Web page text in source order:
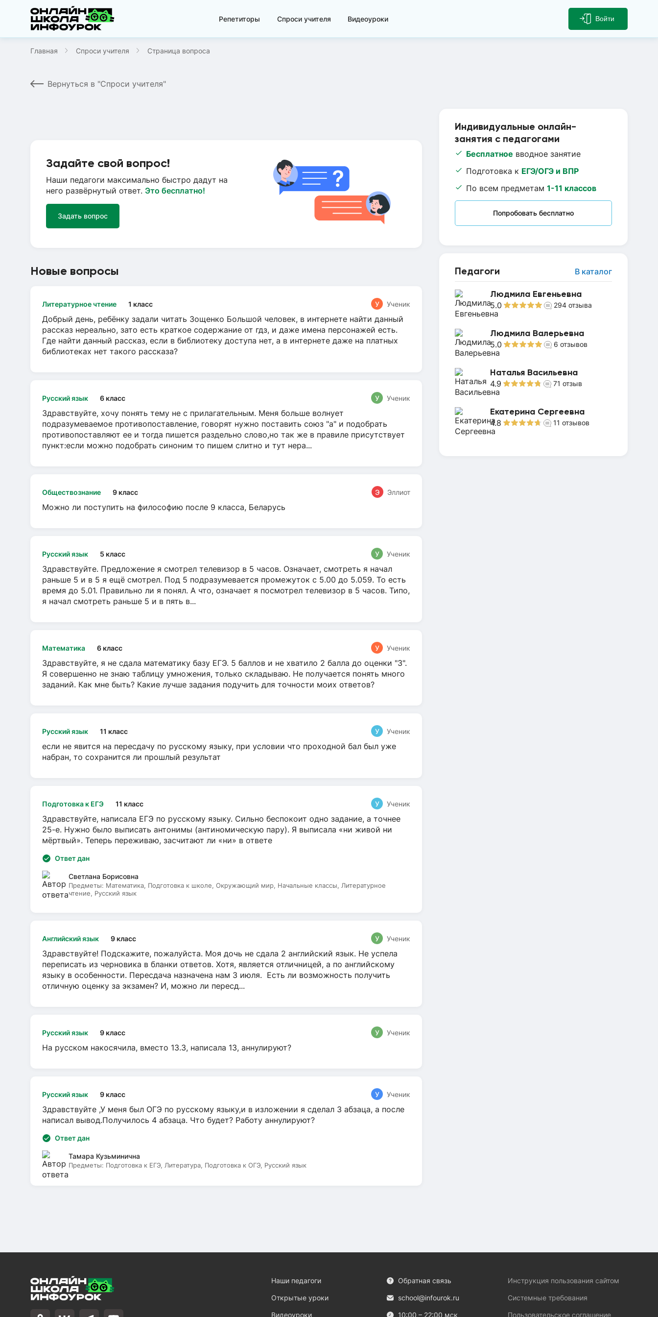
Репетиторы Спроси учителя Видеоуроки Войти
Главная Спроси учителя Страница вопроса
Вернуться в "Спроси учителя"
Индивидуальные онлайн-
занятия с педагогами
Бесплатное вводное занятие
Подготовка к ЕГЭ/ОГЭ и ВПР
По всем предметам 1-11 классов
Попробовать бесплатно
Педагоги В каталог
Людмила Евгеньевна
5.0 294 отзыва
Людмила Валерьевна
5.0 6 отзывов
Наталья Васильевна
4.9 71 отзыв
Екатерина Сергеевна
4.8 11 отзывов
Задайте свой вопрос!
Наши педагоги максимально быстро дадут на
него развёрнутый ответ. Это бесплатно!
Задать вопрос
Новые вопросы
Литературное чтение 1 класс У Ученик
Добрый день, ребёнку задали читать Зощенко Большой человек, в интернете найти данный
рассказ нереально, зато есть краткое содержание от гдз, и даже имена персонажей есть.
Где найти данный рассказ, если в библиотеку доступа нет, а в интернете даже на платных
библиотеках нет такого рассказа?
Русский язык 6 класс У Ученик
Здравствуйте, хочу понять тему не с прилагательным. Меня больше волнует
подразумеваемое противопоставление, говорят нужно поставить союз "а" и подобрать
противопоставляют ее и тогда пишется раздельно слово,но так же в правиле присутствует
пункт:если можно подобрать синоним то пишем слитно и тут нера...
Обществознание 9 класс Э Эллиот
Можно ли поступить на философию после 9 класса, Беларусь
Русский язык 5 класс У Ученик
Здравствуйте. Предложение я смотрел телевизор в 5 часов. Означает, смотреть я начал
раньше 5 и в 5 я ещё смотрел. Под 5 подразумевается промежуток с 5.00 до 5.059. То есть
время до 5.01. Правильно ли я понял. А что, означает я посмотрел телевизор в 5 часов. Типо,
я начал смотреть раньше 5 и в пять в...
Математика 6 класс У Ученик
Здравствуйте, я не сдала математику базу ЕГЭ. 5 баллов и не хватило 2 балла до оценки "3".
Я совершенно не знаю таблицу умножения, только складываю. Не получается понять много
заданий. Как мне быть? Какие лучше задания подучить для точности моих ответов?
Русский язык 11 класс У Ученик
если не явится на пересдачу по русскому языку, при условии что проходной бал был уже
набран, то сохранится ли прошлый результат
Подготовка к ЕГЭ 11 класс У Ученик
Здравствуйте, написала ЕГЭ по русскому языку. Сильно беспокоит одно задание, а точнее
25-е. Нужно было выписать антонимы (антиномическую пару). Я выписала «ни живой ни
мёртвый». Теперь переживаю, засчитают ли «ни» в ответе
Ответ дан
Светлана Борисовна
Предметы: Математика, Подготовка к школе, Окружающий мир, Начальные классы, Литературное
чтение, Русский язык
Английский язык 9 класс У Ученик
Здравствуйте! Подскажите, пожалуйста. Моя дочь не сдала 2 английский язык. Не успела
переписать из черновика в бланки ответов. Хотя, является отличницей, а по английскому
языку в особенности. Пересдача назначена нам 3 июля. Есть ли возможность получить
отличную оценку за экзамен? И, можно ли пересд...
Русский язык 9 класс У Ученик
На русском накосячила, вместо 13.3, написала 13, аннулируют?
Русский язык 9 класс У Ученик
Здравствуйте ,У меня был ОГЭ по русскому языку,и в изложении я сделал 3 абзаца, а после
написал вывод.Получилось 4 абзаца. Что будет? Работу аннулируют?
Ответ дан
Тамара Кузьминична
Предметы: Подготовка к ЕГЭ, Литература, Подготовка к ОГЭ, Русский язык
Наши педагоги
Открытые уроки
Видеоуроки
Обратная связь
school@infourok.ru
10:00 – 22:00 мск
Инструкция пользования сайтом
Системные требования
Пользовательское соглашение